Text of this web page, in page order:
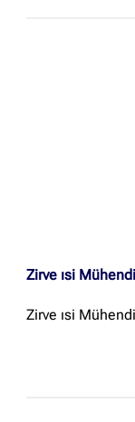
Zirve ısi
Zirve ısi